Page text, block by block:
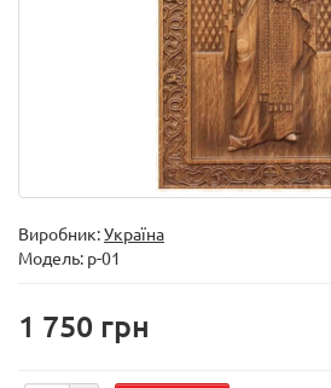
Виробник:Україна
Модель: р-01
1 750 грн